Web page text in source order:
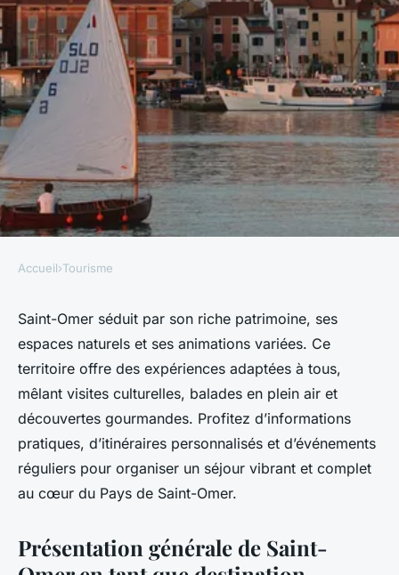
Les incontournables du site de
tourisme à Saint-Omer
Victor•14 septembre 2025• 7 min de lecture
Accueil›Tourisme
Saint-Omer séduit par son riche patrimoine, ses
espaces naturels et ses animations variées. Ce
territoire offre des expériences adaptées à tous,
mêlant visites culturelles, balades en plein air et
découvertes gourmandes. Profitez d’informations
pratiques, d’itinéraires personnalisés et d’événements
réguliers pour organiser un séjour vibrant et complet
au cœur du Pays de Saint-Omer.
Présentation générale de Saint-